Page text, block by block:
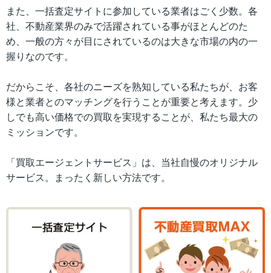
また、一括査定サイトに参加している業者はごく少数。各
社、不動産業界のみで活躍されている事がほとんどのた
め、一般の方々が目にされているのは大きな市場の内の一
握りなのです。
だからこそ、各社のニーズを熟知している私たちが、お客
様と業者とのマッチングを行うことが重要と考えます。少
しでも高い価格での買取を実現することが、私たち最大の
ミッションです。
「買取エージェントサービス」は、当社自慢のオリジナル
サービス。まったく新しい方法です。